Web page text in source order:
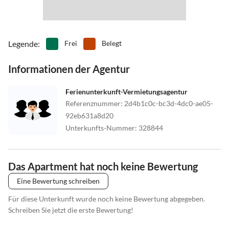
Legende: Frei Belegt
Informationen der Agentur
Ferienunterkunft-Vermietungsagentur
Referenznummer: 2d4b1c0c-bc3d-4dc0-ae05-
92eb631a8d20
Unterkunfts-Nummer: 328844
Das Apartment hat noch keine Bewertung
Eine Bewertung schreiben
Für diese Unterkunft wurde noch keine Bewertung abgegeben.
Schreiben Sie jetzt die erste Bewertung!